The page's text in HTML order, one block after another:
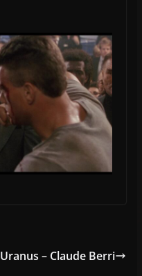
Uranus – Claude Berri